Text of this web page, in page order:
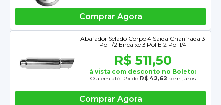
Comprar Agora
Abafador Selado Corpo 4 Saida Chanfrada 3
Pol 1/2 Encaixe 3 Pol E 2 Pol 1/4
R$ 511,50
à vista com desconto no Boleto:
Ou em até 12x de R$ 42,62 sem juros
Comprar Agora